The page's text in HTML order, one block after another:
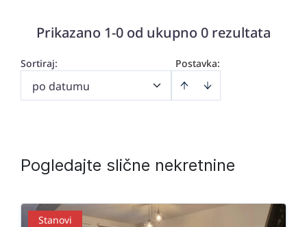
Prikazano 1-0 od ukupno 0 rezultata
Postavka:
Sortiraj:
po datumu
Pogledajte slične nekretnine
Stanovi